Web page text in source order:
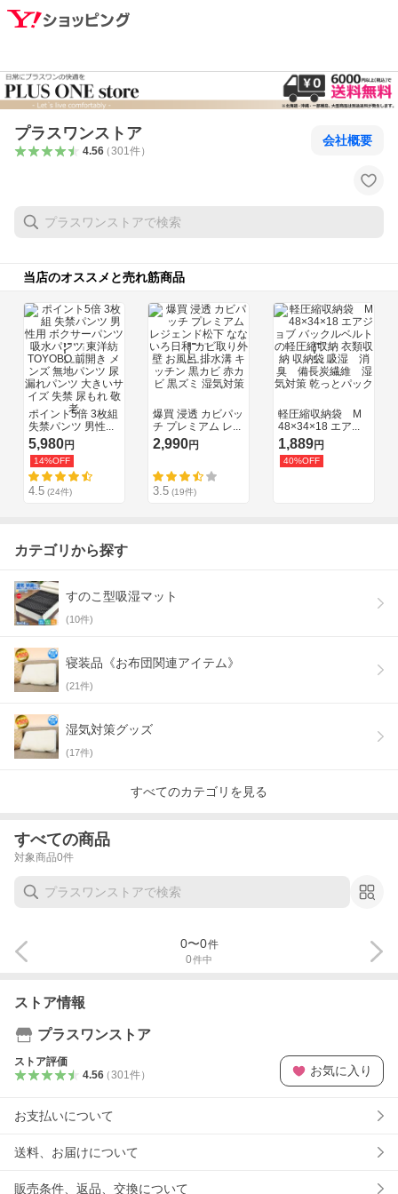
プラスワンストア
4.56（301件）
会社概要
カテゴリから探す
すのこ型吸湿マット
(10件)
寝装品《お布団関連アイテム》
(21件)
湿気対策グッズ
(17件)
すべてのカテゴリを見る
すべての商品
対象商品0件
0件中
0〜0件
ストア情報
プラスワンストア
ストア評価
4.56（301件） お気に入り
お支払いについて
送料、お届けについて
販売条件、返品、交換について